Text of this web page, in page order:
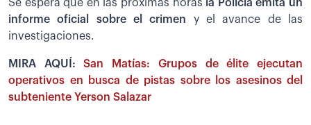
Se espera que en las próximas horas la Policía emita un
informe oficial sobre el crimen y el avance de las
investigaciones.
MIRA AQUÍ:San Matías: Grupos de élite ejecutan
operativos en busca de pistas sobre los asesinos del
subteniente Yerson Salazar